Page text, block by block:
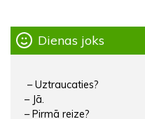
Dienas joks
– Uztraucaties?
– Jā.
– Pirmā reize?